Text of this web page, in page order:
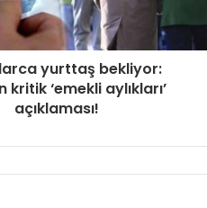
yurttaş bekliyor:
kritik ‘emekli aylıkları’
açıklaması!